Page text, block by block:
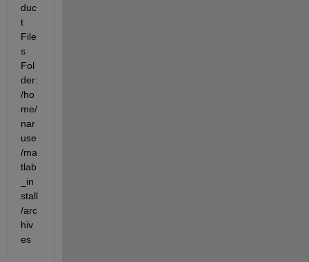
duc
t
File
s
Fol
der:
/ho
me/
nar
use
/ma
tlab
_in
stall
/arc
hiv
es